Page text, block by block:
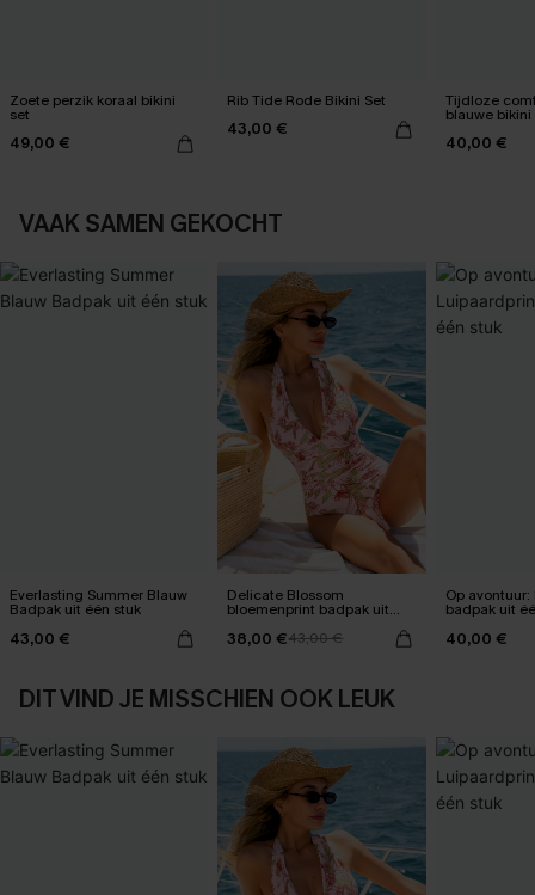
Zoete perzik koraal bikini
set
49,00 €
Rib Tide Rode Bikini Set
43,00 €
Tijdloze
blauwe bikini
40,00 €
VAAK SAMEN GEKOCHT
Everlasting Summer Blauw
Badpak uit één stuk
43,00 €
Delicate Blossom
bloemenprint badpak uit
38,00 €43,00 €
Op
badpak uit
40,00 €
DIT VIND JE MISSCHIEN OOK LEUK